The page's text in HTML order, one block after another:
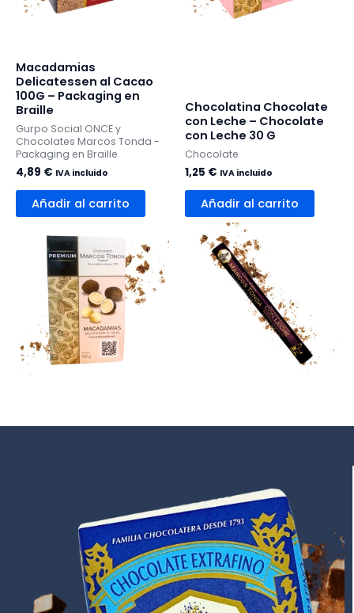
Macadamias
Delicatessen al Cacao
100G – Packaging en
Braille
Gurpo Social ONCE y
Chocolates Marcos Tonda -
Packaging en Braille
4,89 € IVA incluido
Añadir al carrito
Chocolatina Chocolate
con Leche – Chocolate
con Leche 30 G
Chocolate
1,25 € IVA incluido
Añadir al carrito